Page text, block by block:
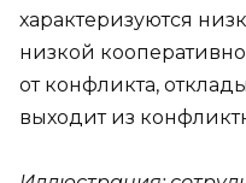
характеризуются
низкой
от конфликта,
выходит из